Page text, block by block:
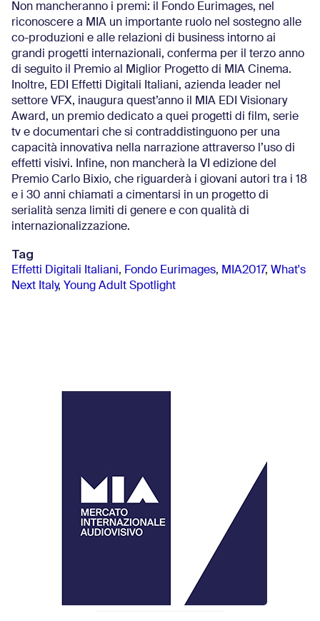
Non mancheranno i premi: il Fondo Eurimages, nel
riconoscere a MIA un importante ruolo nel sostegno alle
co-produzioni e alle relazioni di business intorno ai
grandi progetti internazionali, conferma per il terzo anno
di seguito il Premio al Miglior Progetto di MIA Cinema.
Inoltre, EDI Effetti Digitali Italiani, azienda leader nel
settore VFX, inaugura quest’anno il MIA EDI Visionary
Award, un premio dedicato a quei progetti di film, serie
tv e documentari che si contraddistinguono per una
capacità innovativa nella narrazione attraverso l’uso di
effetti visivi. Infine, non mancherà la VI edizione del
Premio Carlo Bixio, che riguarderà i giovani autori tra i 18
e i 30 anni chiamati a cimentarsi in un progetto di
serialità senza limiti di genere e con qualità di
internazionalizzazione.
Tag
Effetti Digitali Italiani, Fondo Eurimages, MIA2017, What's
Next Italy, Young Adult Spotlight